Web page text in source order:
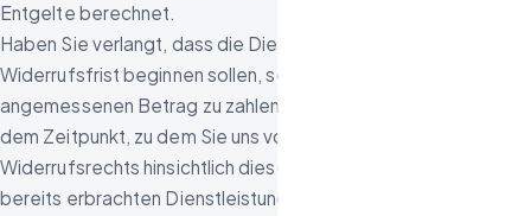
Entgelte berechnet.
Haben Sie verlangt, dass die Dienstleistungen während der
Widerrufsfrist beginnen sollen, so haben Sie uns einen
angemessenen Betrag zu zahlen, der dem Anteil der bis zu
dem Zeitpunkt, zu dem Sie uns von der Ausübung des
Widerrufsrechts hinsichtlich dieses Vertrags unterrichten,
bereits erbrachten Dienstleistungen im Vergleich zum